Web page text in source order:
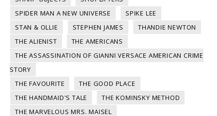
SPIDER MAN A NEW UNIVERSE
SPIKE LEE
STAN & OLLIE
STEPHEN JAMES
THANDIE NEWTON
THE ALIENIST
THE AMERICANS
THE ASSASSINATION OF GIANNI VERSACE AMERICAN CRIME
STORY
THE FAVOURITE
THE GOOD PLACE
THE HANDMAID'S TALE
THE KOMINSKY METHOD
THE MARVELOUS MRS. MAISEL